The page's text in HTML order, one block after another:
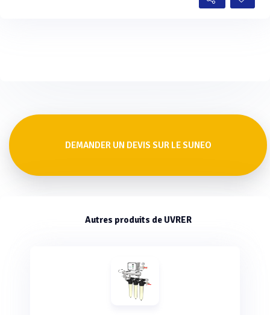
DEMANDER UN DEVIS SUR LE SUNEO
Autres produits de UVRER